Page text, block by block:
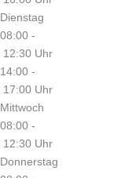
Dienstag
08:00 -
12:30 Uhr
14:00 -
17:00 Uhr
Mittwoch
08:00 -
12:30 Uhr
Donnerstag